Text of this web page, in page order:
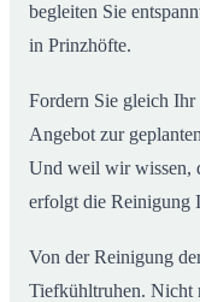
begleiten Sie
in Prinzhöfte.
Fordern Sie gleich Ihr
Angebot zur
Und weil wir wissen,
erfolgt die Reinigung
Von der Reinigung
Tiefkühltruhen. Nicht